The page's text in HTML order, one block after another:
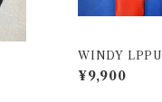
WINDY LPPU
M
¥9,900